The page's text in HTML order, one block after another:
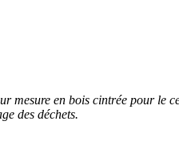
mesure en bois cintrée pour le
des déchets.